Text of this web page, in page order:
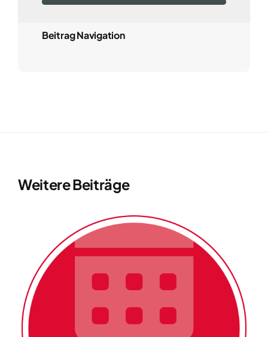
Beitrag Navigation
Weitere Beiträge